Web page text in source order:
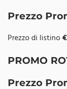
Prezzo
Prezzo di listino
PROMO
Prezzo